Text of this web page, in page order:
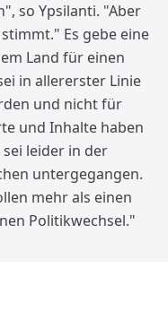
so Ypsilanti. "Aber
Es gebe eine
Land für einen
in allererster Linie
und nicht für
und Inhalte haben
leider in der
untergegangen.
mehr als einen
Politikwechsel."